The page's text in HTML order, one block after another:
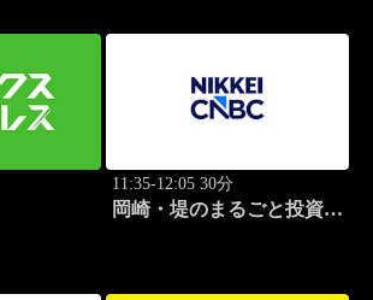
11:35-12:05 30分
岡崎・堤のまるごと投資道